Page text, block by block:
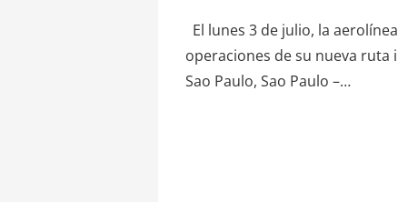
El lunes 3 de julio, la
operaciones de su nueva ruta
Sao Paulo, Sao Paulo –…